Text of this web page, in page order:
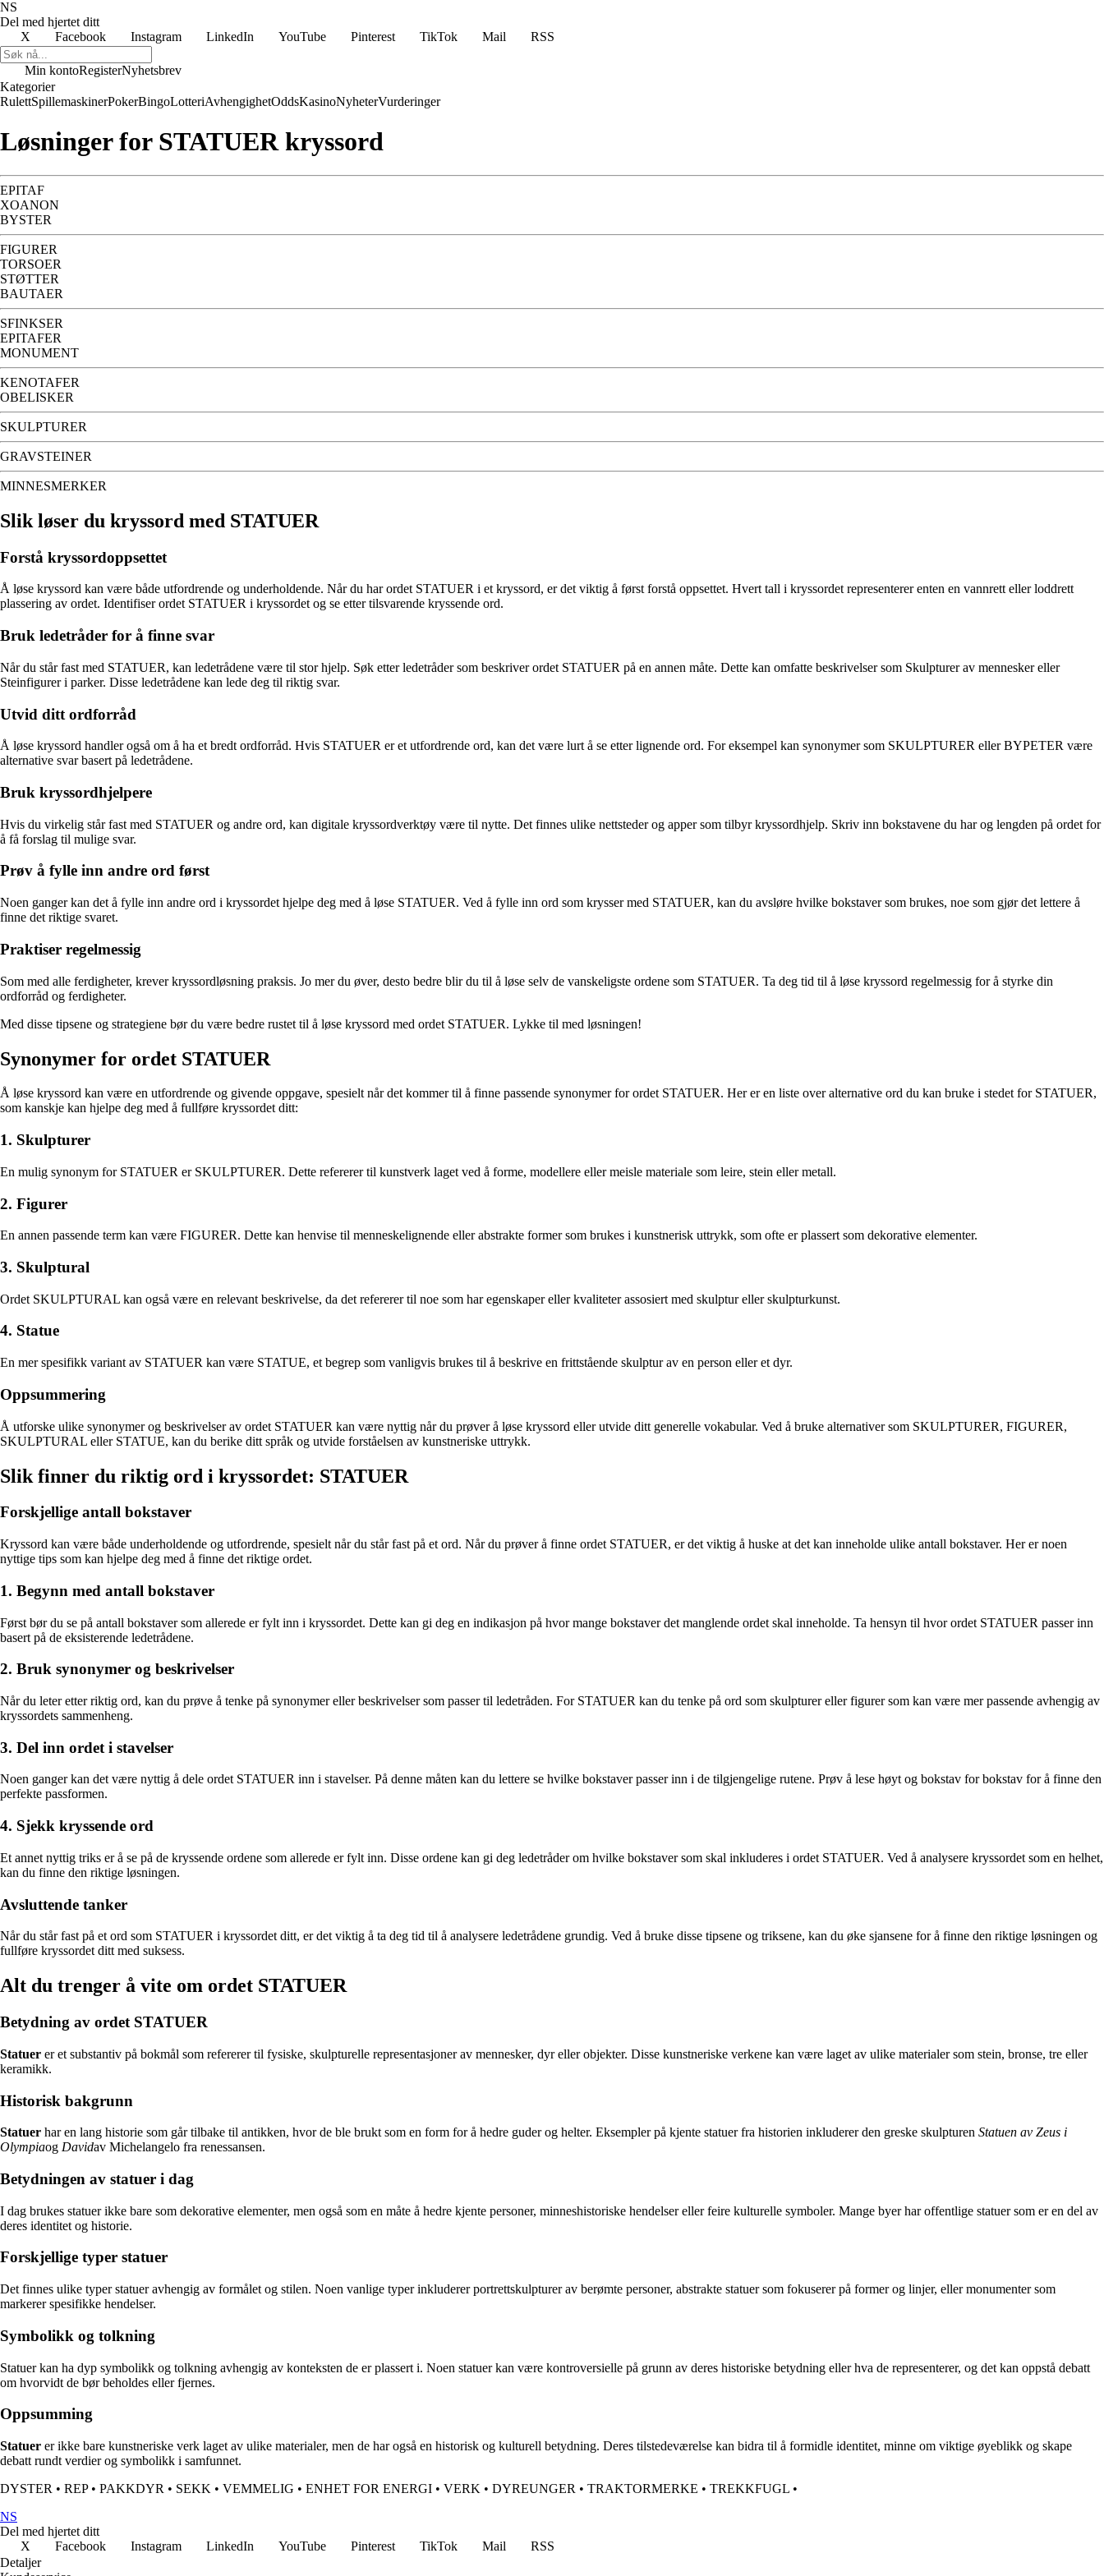
NS
Del med hjertet ditt
X
Facebook Instagram LinkedIn YouTube Pinterest TikTok Mail RSS
Min kontoRegisterNyhetsbrev
Kategorier
RulettSpillemaskinerPokerBingoLotteriAvhengighetOddsKasinoNyheterVurderinger
Løsninger for STATUER kryssord
EPITAF
XOANON
BYSTER
FIGURER
TORSOER
STØTTER
BAUTAER
SFINKSER
EPITAFER
MONUMENT
KENOTAFER
OBELISKER
SKULPTURER
GRAVSTEINER
MINNESMERKER
Slik løser du kryssord med STATUER
Forstå kryssordoppsettet
Å løse kryssord kan være både utfordrende og underholdende. Når du har ordet STATUER i et kryssord, er det viktig å først forstå oppsettet. Hvert tall i kryssordet representerer enten en vannrett eller loddrett
plassering av ordet. Identifiser ordet STATUER i kryssordet og se etter tilsvarende kryssende ord.
Bruk ledetråder for å finne svar
Når du står fast med STATUER, kan ledetrådene være til stor hjelp. Søk etter ledetråder som beskriver ordet STATUER på en annen måte. Dette kan omfatte beskrivelser som Skulpturer av mennesker eller
Steinfigurer i parker. Disse ledetrådene kan lede deg til riktig svar.
Utvid ditt ordforråd
Å løse kryssord handler også om å ha et bredt ordforråd. Hvis STATUER er et utfordrende ord, kan det være lurt å se etter lignende ord. For eksempel kan synonymer som SKULPTURER eller BYPETER være
alternative svar basert på ledetrådene.
Bruk kryssordhjelpere
Hvis du virkelig står fast med STATUER og andre ord, kan digitale kryssordverktøy være til nytte. Det finnes ulike nettsteder og apper som tilbyr kryssordhjelp. Skriv inn bokstavene du har og lengden på ordet for
å få forslag til mulige svar.
Prøv å fylle inn andre ord først
Noen ganger kan det å fylle inn andre ord i kryssordet hjelpe deg med å løse STATUER. Ved å fylle inn ord som krysser med STATUER, kan du avsløre hvilke bokstaver som brukes, noe som gjør det lettere å
finne det riktige svaret.
Praktiser regelmessig
Som med alle ferdigheter, krever kryssordløsning praksis. Jo mer du øver, desto bedre blir du til å løse selv de vanskeligste ordene som STATUER. Ta deg tid til å løse kryssord regelmessig for å styrke din
ordforråd og ferdigheter.
Med disse tipsene og strategiene bør du være bedre rustet til å løse kryssord med ordet STATUER. Lykke til med løsningen!
Synonymer for ordet STATUER
Å løse kryssord kan være en utfordrende og givende oppgave, spesielt når det kommer til å finne passende synonymer for ordet STATUER. Her er en liste over alternative ord du kan bruke i stedet for STATUER,
som kanskje kan hjelpe deg med å fullføre kryssordet ditt:
1. Skulpturer
En mulig synonym for STATUER er SKULPTURER. Dette refererer til kunstverk laget ved å forme, modellere eller meisle materiale som leire, stein eller metall.
2. Figurer
En annen passende term kan være FIGURER. Dette kan henvise til menneskelignende eller abstrakte former som brukes i kunstnerisk uttrykk, som ofte er plassert som dekorative elementer.
3. Skulptural
Ordet SKULPTURAL kan også være en relevant beskrivelse, da det refererer til noe som har egenskaper eller kvaliteter assosiert med skulptur eller skulpturkunst.
4. Statue
En mer spesifikk variant av STATUER kan være STATUE, et begrep som vanligvis brukes til å beskrive en frittstående skulptur av en person eller et dyr.
Oppsummering
Å utforske ulike synonymer og beskrivelser av ordet STATUER kan være nyttig når du prøver å løse kryssord eller utvide ditt generelle vokabular. Ved å bruke alternativer som SKULPTURER, FIGURER,
SKULPTURAL eller STATUE, kan du berike ditt språk og utvide forståelsen av kunstneriske uttrykk.
Slik finner du riktig ord i kryssordet: STATUER
Forskjellige antall bokstaver
Kryssord kan være både underholdende og utfordrende, spesielt når du står fast på et ord. Når du prøver å finne ordet STATUER, er det viktig å huske at det kan inneholde ulike antall bokstaver. Her er noen
nyttige tips som kan hjelpe deg med å finne det riktige ordet.
1. Begynn med antall bokstaver
Først bør du se på antall bokstaver som allerede er fylt inn i kryssordet. Dette kan gi deg en indikasjon på hvor mange bokstaver det manglende ordet skal inneholde. Ta hensyn til hvor ordet STATUER passer inn
basert på de eksisterende ledetrådene.
2. Bruk synonymer og beskrivelser
Når du leter etter riktig ord, kan du prøve å tenke på synonymer eller beskrivelser som passer til ledetråden. For STATUER kan du tenke på ord som skulpturer eller figurer som kan være mer passende avhengig av
kryssordets sammenheng.
3. Del inn ordet i stavelser
Noen ganger kan det være nyttig å dele ordet STATUER inn i stavelser. På denne måten kan du lettere se hvilke bokstaver passer inn i de tilgjengelige rutene. Prøv å lese høyt og bokstav for bokstav for å finne den
perfekte passformen.
4. Sjekk kryssende ord
Et annet nyttig triks er å se på de kryssende ordene som allerede er fylt inn. Disse ordene kan gi deg ledetråder om hvilke bokstaver som skal inkluderes i ordet STATUER. Ved å analysere kryssordet som en helhet,
kan du finne den riktige løsningen.
Avsluttende tanker
Når du står fast på et ord som STATUER i kryssordet ditt, er det viktig å ta deg tid til å analysere ledetrådene grundig. Ved å bruke disse tipsene og triksene, kan du øke sjansene for å finne den riktige løsningen og
fullføre kryssordet ditt med suksess.
Alt du trenger å vite om ordet STATUER
Betydning av ordet STATUER
Statuer er et substantiv på bokmål som refererer til fysiske, skulpturelle representasjoner av mennesker, dyr eller objekter. Disse kunstneriske verkene kan være laget av ulike materialer som stein, bronse, tre eller
keramikk.
Historisk bakgrunn
Statuer har en lang historie som går tilbake til antikken, hvor de ble brukt som en form for å hedre guder og helter. Eksempler på kjente statuer fra historien inkluderer den greske skulpturen Statuen av Zeus i
Olympiaog Davidav Michelangelo fra renessansen.
Betydningen av statuer i dag
I dag brukes statuer ikke bare som dekorative elementer, men også som en måte å hedre kjente personer, minneshistoriske hendelser eller feire kulturelle symboler. Mange byer har offentlige statuer som er en del av
deres identitet og historie.
Forskjellige typer statuer
Det finnes ulike typer statuer avhengig av formålet og stilen. Noen vanlige typer inkluderer portrettskulpturer av berømte personer, abstrakte statuer som fokuserer på former og linjer, eller monumenter som
markerer spesifikke hendelser.
Symbolikk og tolkning
Statuer kan ha dyp symbolikk og tolkning avhengig av konteksten de er plassert i. Noen statuer kan være kontroversielle på grunn av deres historiske betydning eller hva de representerer, og det kan oppstå debatt
om hvorvidt de bør beholdes eller fjernes.
Oppsumming
Statuer er ikke bare kunstneriske verk laget av ulike materialer, men de har også en historisk og kulturell betydning. Deres tilstedeværelse kan bidra til å formidle identitet, minne om viktige øyeblikk og skape
debatt rundt verdier og symbolikk i samfunnet.
DYSTER • REP• PAKKDYR • SEKK • VEMMELIG • ENHET FOR ENERGI • VERK • DYREUNGER • TRAKTORMERKE • TREKKFUGL •
NS
Del med hjertet ditt
X
Facebook Instagram LinkedIn YouTube Pinterest TikTok Mail
RSS
Detaljer